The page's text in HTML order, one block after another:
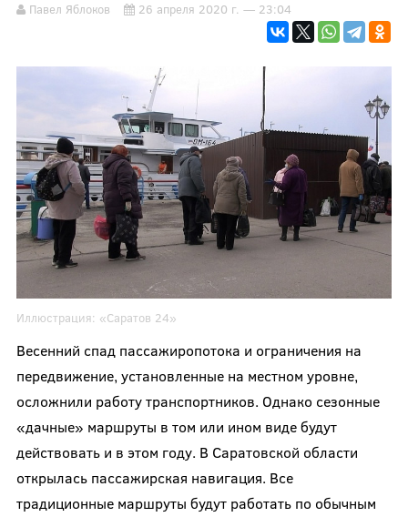
Павел Яблоков 26 апреля 2020 г. — 23:04
Иллюстрация: «Саратов 24»
Весенний спад пассажиропотока и ограничения на
передвижение, установленные на местном уровне,
осложнили работу транспортников. Однако сезонные
«дачные» маршруты в том или ином виде будут
действовать и в этом году. В Саратовской области
открылась пассажирская навигация. Все
традиционные маршруты будут работать по обычным